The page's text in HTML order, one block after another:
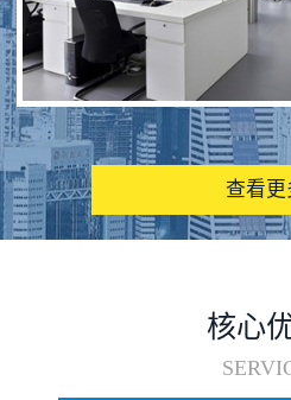
图书馆RFID电子标签管理系统
查看更
核心